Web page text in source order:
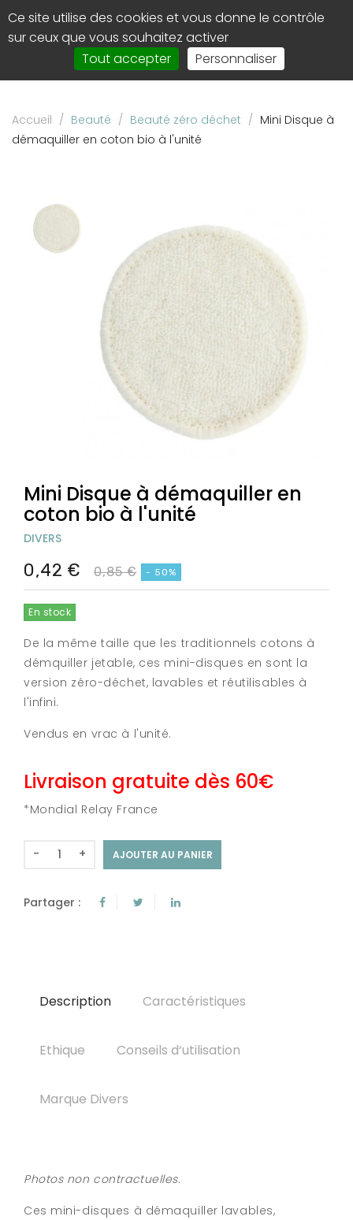
Accueil / Beauté / Beauté zéro déchet / Mini Disque à
démaquiller en coton bio à l'unité
Mini Disque à démaquiller en
coton bio à l'unité
DIVERS
0,42 € 0,85 € - 50%
En stock
De la même taille que les traditionnels cotons à
démquiller jetable, ces mini-disques en sont la
version zéro-déchet, lavables et réutilisables à
l'infini.
Vendus en vrac à l'unité.
Livraison gratuite dès 60€
*Mondial Relay France
+
- AJOUTER AU PANIER
Partager :
Description Caractéristiques
Ethique Conseils d‘utilisation
Marque Divers
Photos non contractuelles.
Ces mini-disques à démaquiller lavables,
Panneau de gestion des cookies
Ce site utilise des cookies et vous donne le contrôle
sur ceux que vous souhaitez activer
Tout accepter
Personnaliser